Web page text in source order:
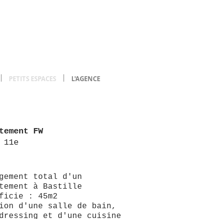
PETITS ESPACES L'AGENCE
FW
total d'un
à Bastille
: 45m2
d'une salle de bain,
et d'une cuisine